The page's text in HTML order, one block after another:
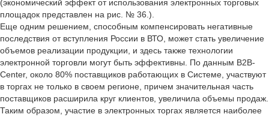
(экономический эффект от использования электронных торговых
площадок представлен на рис. № 36.).
Еще одним решением, способным компенсировать негативные
последствия от вступления России в ВТО, может стать увеличение
объемов реализации продукции, и здесь также технологии
электронной торговли могут быть эффективны. По данным B2B-
Center, около 80% поставщиков работающих в Системе, участвуют
в торгах не только в своем регионе, причем значительная часть
поставщиков расширила круг клиентов, увеличила объемы продаж.
Таким образом, участие в электронных торгах является наиболее